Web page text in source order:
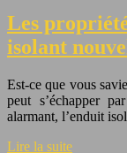
Les
isolant
Est-ce que vous
peut s’échapper
alarmant, l’enduit
Lire la suite